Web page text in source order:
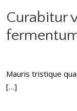
Curabitur
Mauris tristique
[…]